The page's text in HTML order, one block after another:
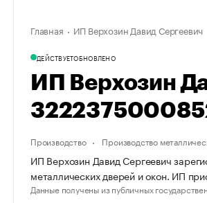
Главная ИП Верхозин Давид Сергеевич
ДЕЙСТВУЕТОБНОВЛЕНО
ИП Верхозин
Производство Производство
ИП Верхозин Давид Сергеевич
металлических дверей и окон. ИП
Данные получены из публичных